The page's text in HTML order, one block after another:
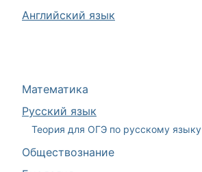
Математика
Русский язык
Теория для ОГЭ по русскому языку
Обществознание
Английский язык